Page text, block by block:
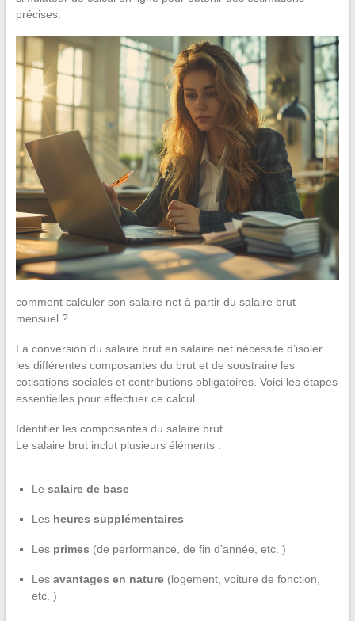
précises.
comment calculer son salaire net à partir du salaire brut
mensuel ?
La conversion du salaire brut en salaire net nécessite d’isoler
les différentes composantes du brut et de soustraire les
cotisations sociales et contributions obligatoires. Voici les étapes
essentielles pour effectuer ce calcul.
Identifier les composantes du salaire brut
Le salaire brut inclut plusieurs éléments :
Le salaire de base
Les heures supplémentaires
Les primes (de performance, de fin d’année, etc. )
Les avantages en nature(logement, voiture de fonction,
etc. )